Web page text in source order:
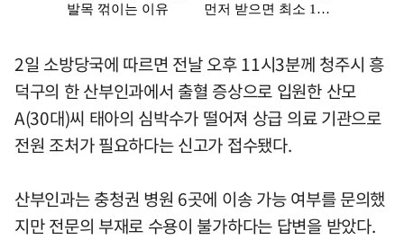
2일 소방당국에 따르면 전날 오후 11시3분께 청주시 흥
덕구의 한 산부인과에서 출혈 증상으로 입원한 산모
A(30대)씨 태아의 심박수가 떨어져 상급 의료 기관으로
전원 조처가 필요하다는 신고가 접수됐다.
산부인과는 충청권 병원 6곳에 이송 가능 여부를 문의했
지만 전문의 부재로 수용이 불가하다는 답변을 받았다.